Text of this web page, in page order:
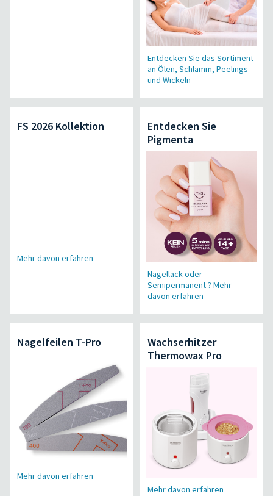
Entdecken Sie das Sortiment
an Ölen, Schlamm, Peelings
und Wickeln
FS 2026 Kollektion
Mehr davon erfahren
Entdecken Sie
Pigmenta
Nagellack oder
Semipermanent ? Mehr
davon erfahren
Nagelfeilen T-Pro
Mehr davon erfahren
Wachserhitzer
Thermowax Pro
Mehr davon erfahren